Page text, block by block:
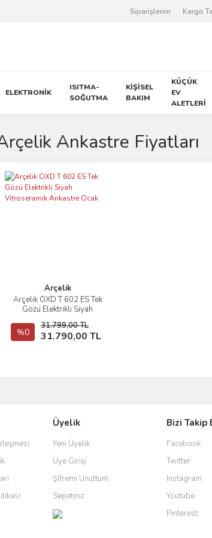
Siparişlerim Kargo
ELEKTRONİK
ISITMA-
SOĞUTMA
KİŞİSEL
BAKIM
KÜÇÜK
EV
ALETLERİ
Ankastre Fiyatları
Arçelik
Arçelik OXD T 602 ES Tek
Gözü Elektrikli Siyah
Ocak
%0
31.799,00 TL
31.790,00 TL
İncele
Sepete Ekle
Üyelik
Yeni Üyelik
Üye Girişi
Şifremi Unuttum
Sepetiniz
Bizi Takip
Facebook
Twitter
Instagram
Youtube
Pinterest